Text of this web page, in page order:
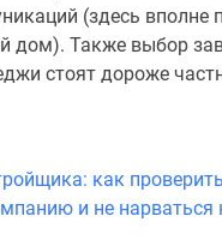
(здесь вполне
дом). Также выбор
стоят дороже
как проверить
и не нарваться